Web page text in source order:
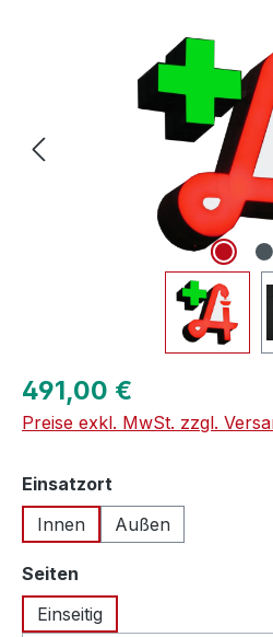
Regulärer Preis:
491,00 €
Preise exkl. MwSt. zzgl.
Einsatzort
Innen
Außen
Seiten
Einseitig